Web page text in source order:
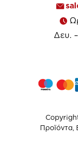
Δευ.
Προϊόντα,